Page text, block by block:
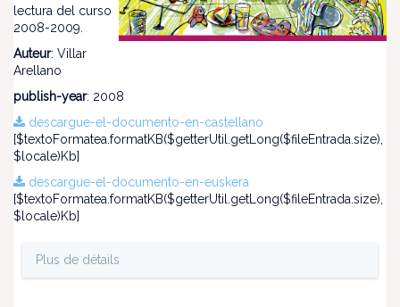
lectura del curso
2008-2009.
Auteur: Villar
Arellano
publish-year: 2008
descargue-el-documento-en-castellano
[$textoFormatea.formatKB($getterUtil.getLong($fileEntrada.size),
$locale)Kb]
descargue-el-documento-en-euskera
[$textoFormatea.formatKB($getterUtil.getLong($fileEntrada.size),
$locale)Kb]
Plus de détails